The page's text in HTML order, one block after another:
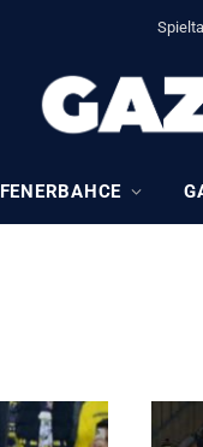
FENERBAHCE